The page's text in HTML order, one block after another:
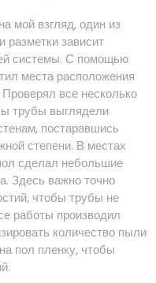
мой взгляд, один из
зависит
системы. С помощью
места расположения
все несколько
трубы выглядели
постаравшись
степени. В местах
сделал небольшие
Здесь важно точно
чтобы трубы не
работы производил
количество пыли
пол пленку, чтобы